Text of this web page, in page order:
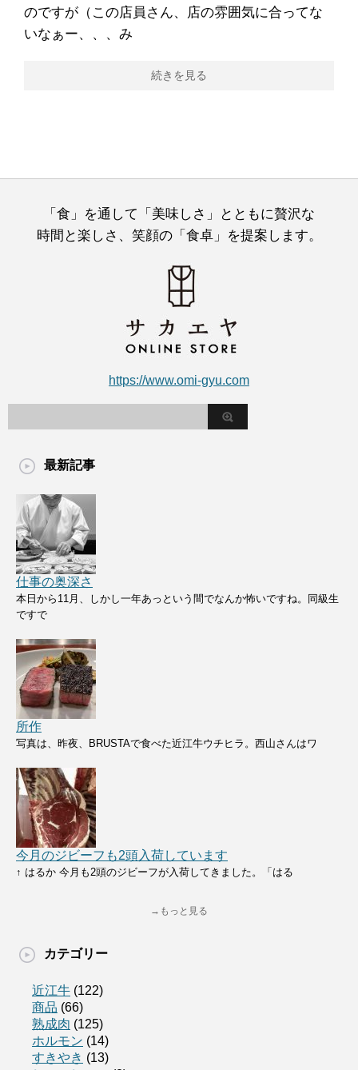
のですが（この店員さん、店の雰囲気に合ってな
いなぁー、、、み
続きを見る
「食」を通して「美味しさ」とともに贅沢な
時間と楽しさ、笑顔の「食卓」を提案します。
https://www.omi-gyu.com
最新記事
仕事の奥深さ
本日から11月、しかし一年あっという間でなんか怖いですね。同級生
ですで
所作
写真は、昨夜、BRUSTAで食べた近江牛ウチヒラ。西山さんはワ
今月のジビーフも2頭入荷しています
↑ はるか 今月も2頭のジビーフが入荷してきました。「はる
→もっと見る
カテゴリー
近江牛 (122)
商品 (66)
熟成肉 (125)
ホルモン (14)
すきやき (13)